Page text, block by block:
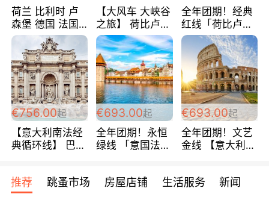
荷兰 比利时 卢
森堡 德国 法国
超爽玩遍西欧 循
环线 全程四星宾
馆 108欧/人/天
【大风车 大峡谷
之旅】 荷比卢德
法 巴黎上下 经
典五国四日游
488欧/人
全年团期！经典
红线「荷比卢德
法」七天循环 五
国 仅售99欧/人/
天！巴黎上下！
包拼房~
€756.00起
【意大利南法经
典循环线】 巴黎
宾馆 108欧/天起
全程756欧/位
€693.00起
全年团期！永恒
绿线 「意国法
欧/天起 ~包拼房
€693.00起
全年团期！文艺
金线 【意大利一
每周铁发！
推荐 跳蚤市场 房屋店铺 生活服务 新闻